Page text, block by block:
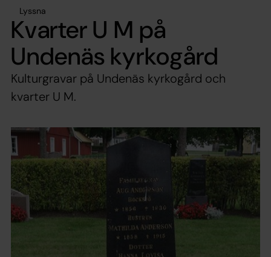
Lyssna
Kvarter U M på
Undenäs kyrkogård
Kulturgravar på Undenäs kyrkogård och
kvarter U M.